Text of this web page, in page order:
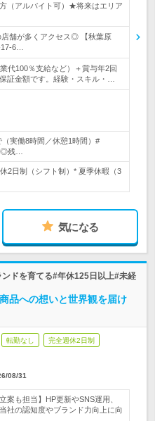
（アルバイト可）★将来はエリア
舗が多くアクセス◎ 【秋葉原
6…
代100％支給など）＋賞与年2回
証金額です。経験・スキル・…
実働8時間／休憩1時間）#
残…
2日制（シフト制）* 夏季休暇（3
気になる
ドを育てる#年休125日以上#未経
品への想いと世界観を届け
転勤なし 完全週休2日制
08/31
案も担当】HP更新やSNS運用、
社の認知度やブランド力向上に向